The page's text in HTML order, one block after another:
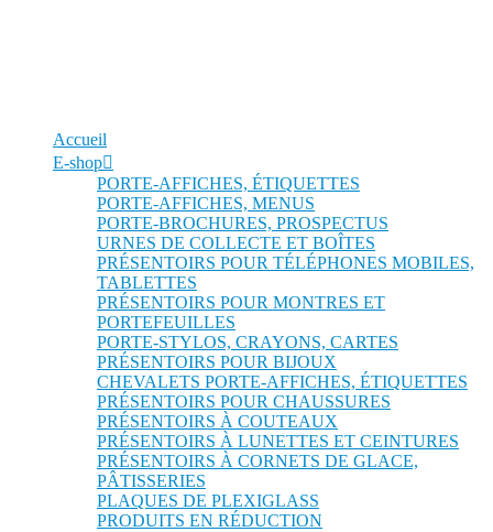
Accueil
E-shop
PORTE-AFFICHES, ÉTIQUETTES
PORTE-AFFICHES, MENUS
PORTE-BROCHURES, PROSPECTUS
URNES DE COLLECTE ET BOÎTES
PRÉSENTOIRS POUR TÉLÉPHONES MOBILES,
TABLETTES
PRÉSENTOIRS POUR MONTRES ET
PORTEFEUILLES
PORTE-STYLOS, CRAYONS, CARTES
PRÉSENTOIRS POUR BIJOUX
CHEVALETS PORTE-AFFICHES, ÉTIQUETTES
PRÉSENTOIRS POUR CHAUSSURES
PRÉSENTOIRS À COUTEAUX
PRÉSENTOIRS À LUNETTES ET CEINTURES
PRÉSENTOIRS À CORNETS DE GLACE,
PÂTISSERIES
PLAQUES DE PLEXIGLASS
PRODUITS EN RÉDUCTION